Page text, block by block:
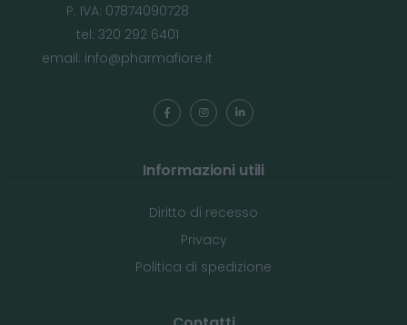
P. IVA: 07874090728
tel: 320 292 6401
email: info@pharmafiore.it
Informazioni utili
Diritto di recesso
Privacy
Politica di spedizione